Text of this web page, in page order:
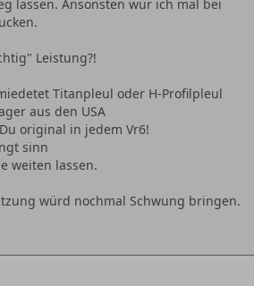
lassen. Ansonsten wür ich mal bei
Leistung?!
Titanpleul oder H-Profilpleul
aus den USA
original in jedem Vr6!
sinn
weiten lassen.
würd nochmal Schwung bringen.